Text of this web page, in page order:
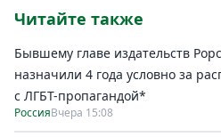
Читайте также
Бывшему главе издательств
назначили 4 года условно за
с ЛГБТ-пропагандой*
РоссияВчера 15:08